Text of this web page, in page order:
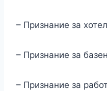
– Признание за
– Признание за
– Признание за